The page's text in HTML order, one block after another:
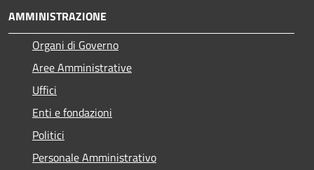
AMMINISTRAZIONE
Organi di Governo
Aree Amministrative
Uffici
Enti e fondazioni
Politici
Personale Amministrativo